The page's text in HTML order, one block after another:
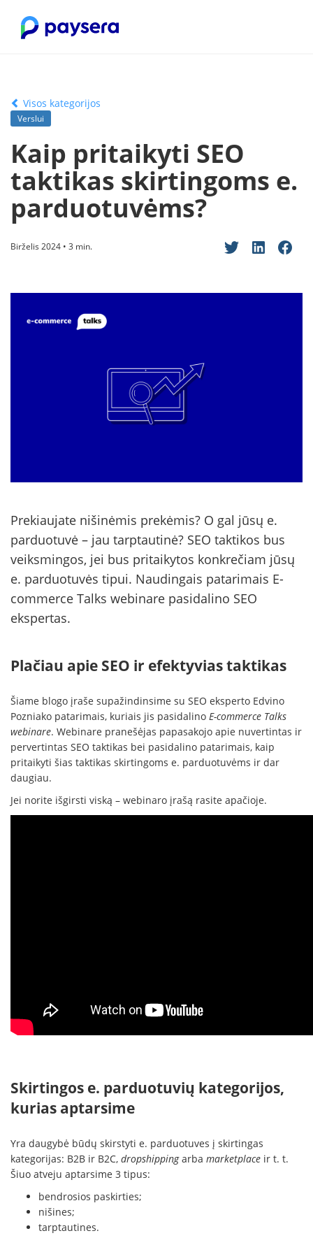
Visos kategorijos
Verslui
Kaip pritaikyti SEO
taktikas skirtingoms e.
parduotuvėms?
Birželis 2024 • 3 min.
Prekiaujate nišinėmis prekėmis? O gal jūsų e.
parduotuvė – jau tarptautinė? SEO taktikos bus
veiksmingos, jei bus pritaikytos konkrečiam jūsų
e. parduotuvės tipui. Naudingais patarimais E-
commerce Talks webinare pasidalino SEO
ekspertas.
Plačiau apie SEO ir efektyvias taktikas
Šiame blogo įraše supažindinsime su SEO eksperto Edvino
Pozniako patarimais, kuriais jis pasidalino E-commerce Talks
webinare. Webinare pranešėjas papasakojo apie nuvertintas ir
pervertintas SEO taktikas bei pasidalino patarimais, kaip
pritaikyti šias taktikas skirtingoms e. parduotuvėms ir dar
daugiau.
Jei norite išgirsti viską – webinaro įrašą rasite apačioje.
Skirtingos e. parduotuvių kategorijos,
kurias aptarsime
Yra daugybė būdų skirstyti e. parduotuves į skirtingas
kategorijas: B2B ir B2C, dropshippingarba marketplace ir t. t.
Šiuo atveju aptarsime 3 tipus:
bendrosios paskirties;
nišines;
tarptautines.